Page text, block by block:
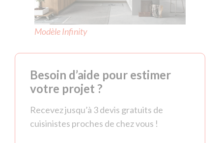
Modèle Infinity
Besoin d’aide pour estimer
votre projet ?
Recevez jusqu’à 3 devis gratuits de
cuisinistes proches de chez vous !